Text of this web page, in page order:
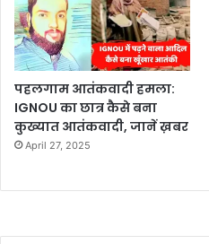
पहलगाम आतंकवादी हमला:
IGNOU का छात्र कैसे बना
कुख्यात आतंकवादी, जानें ख़बर
April 27, 2025